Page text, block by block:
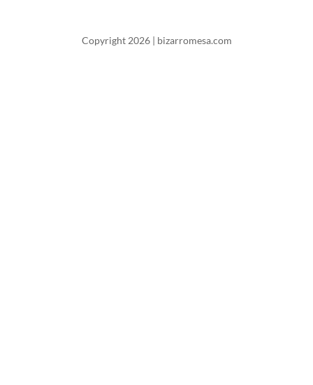
Copyright 2026 | bizarromesa.com